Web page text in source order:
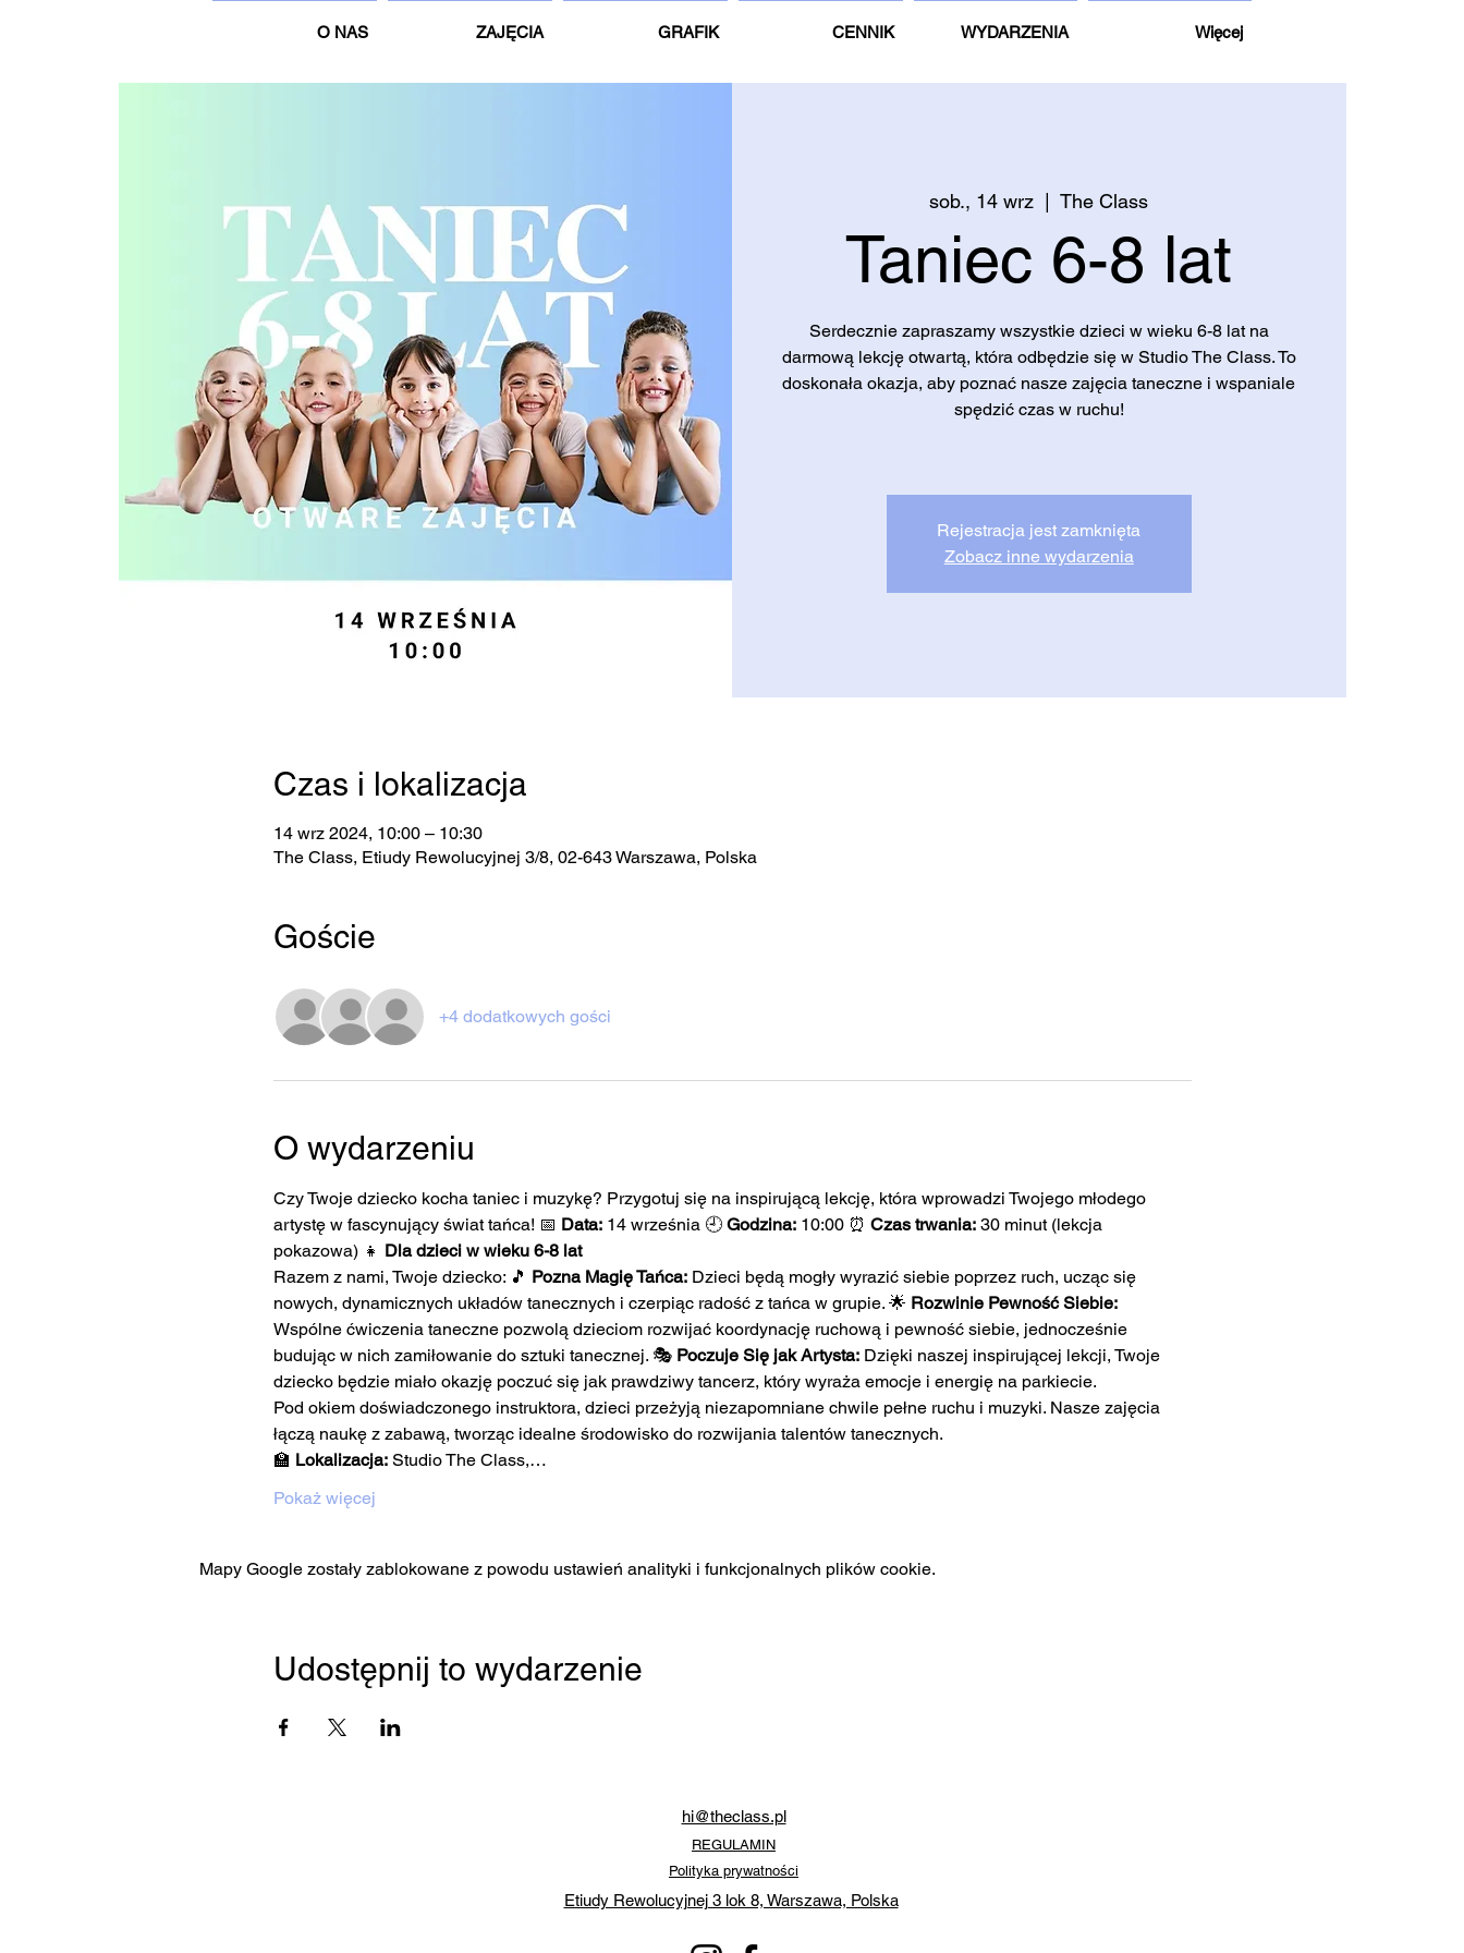
O NAS ZAJĘCIA GRAFIK CENNIK WYDARZENIA Więcej
sob., 14 wrz
  |
The Class
Taniec 6-8 lat
Serdecznie zapraszamy wszystkie dzieci w wieku 6-8 lat na
darmową lekcję otwartą, która odbędzie się w Studio The Class. To
doskonała okazja, aby poznać nasze zajęcia taneczne i wspaniale
spędzić czas w ruchu!
Rejestracja jest zamknięta
Zobacz inne wydarzenia
Czas i lokalizacja
14 wrz 2024, 10:00 – 10:30
The Class, Etiudy Rewolucyjnej 3/8, 02-643 Warszawa, Polska
Goście
+4 dodatkowych gości
O wydarzeniu
Czy Twoje dziecko kocha taniec i muzykę? Przygotuj się na inspirującą lekcję, która wprowadzi Twojego młodego
artystę w fascynujący świat tańca! 📅 Data: 14 września 🕘 Godzina: 10:00 ⏰ Czas trwania: 30 minut (lekcja
pokazowa) 👧 Dla dzieci w wieku 6-8 lat
Razem z nami, Twoje dziecko: 🎵 Pozna Magię Tańca: Dzieci będą mogły wyrazić siebie poprzez ruch, ucząc się
nowych, dynamicznych układów tanecznych i czerpiąc radość z tańca w grupie. 🌟 Rozwinie Pewność Siebie:
Wspólne ćwiczenia taneczne pozwolą dzieciom rozwijać koordynację ruchową i pewność siebie, jednocześnie
budując w nich zamiłowanie do sztuki tanecznej. 🎭 Poczuje Się jak Artysta: Dzięki naszej inspirującej lekcji, Twoje
dziecko będzie miało okazję poczuć się jak prawdziwy tancerz, który wyraża emocje i energię na parkiecie.
Pod okiem doświadczonego instruktora, dzieci przeżyją niezapomniane chwile pełne ruchu i muzyki. Nasze zajęcia
łączą naukę z zabawą, tworząc idealne środowisko do rozwijania talentów tanecznych.
🏫 Lokalizacja: Studio The Class,…
Pokaż więcej
Mapy Google zostały zablokowane z powodu ustawień analityki i funkcjonalnych plików cookie.
Udostępnij to wydarzenie
hi@theclass.pl
REGULAMIN
Polityka prywatności
Etiudy Rewolucyjnej 3 lok 8, Warszawa, Polska